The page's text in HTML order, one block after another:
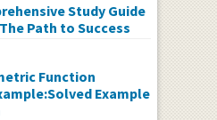
Study Guide
Path to Success
Function
Example